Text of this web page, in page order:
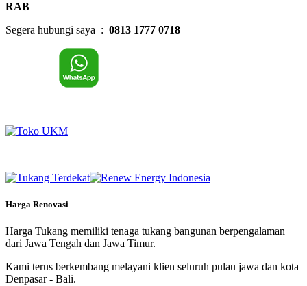
RAB
Segera hubungi saya : 0813 1777 0718
Harga Renovasi
Harga Tukang memiliki tenaga tukang bangunan berpengalaman
dari Jawa Tengah dan Jawa Timur.
Kami terus berkembang melayani klien seluruh pulau jawa dan kota
Denpasar - Bali.